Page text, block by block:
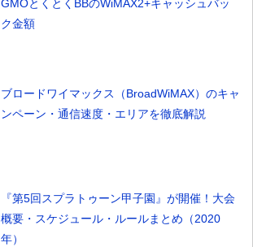
GMOとくとくBBのWiMAX2+キャッシュバッ
ク金額
ブロードワイマックス（BroadWiMAX）のキャ
ンペーン・通信速度・エリアを徹底解説
『第5回スプラトゥーン甲子園』が開催！大会
概要・スケジュール・ルールまとめ（2020
年）